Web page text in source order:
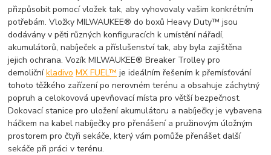
přizpůsobit pomocí vložek tak, aby vyhovovaly vašim konkrétním
potřebám. Vložky MILWAUKEE® do boxů Heavy Duty™ jsou
dodávány v pěti různých konfiguracích k umístění nářadí,
akumulátorů, nabíječek a příslušenství tak, aby byla zajištěna
jejich ochrana. Vozík MILWAUKEE® Breaker Trolley pro
demoličníkladivo MX FUEL™ je ideálním řešením k přemísťování
tohoto těžkého zařízení po nerovném terénu a obsahuje záchytný
popruh a celokovová upevňovací místa pro větší bezpečnost.
Dokovací stanice pro uložení akumulátoru a nabíječky je vybavena
háčkem na kabel nabíječky pro přenášení a pružinovým úložným
prostorem pro čtyři sekáče, který vám pomůže přenášet další
sekáče při práci v terénu.